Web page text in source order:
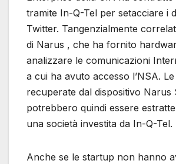
tramite In-Q-Tel per setacciare i
Twitter. Tangenzialmente
di Narus , che ha fornito
analizzare le comunicazioni
a cui ha avuto accesso l’NSA.
recuperate dal dispositivo Narus
potrebbero quindi essere
una società investita da In-Q-Tel.
Anche se le startup non hanno